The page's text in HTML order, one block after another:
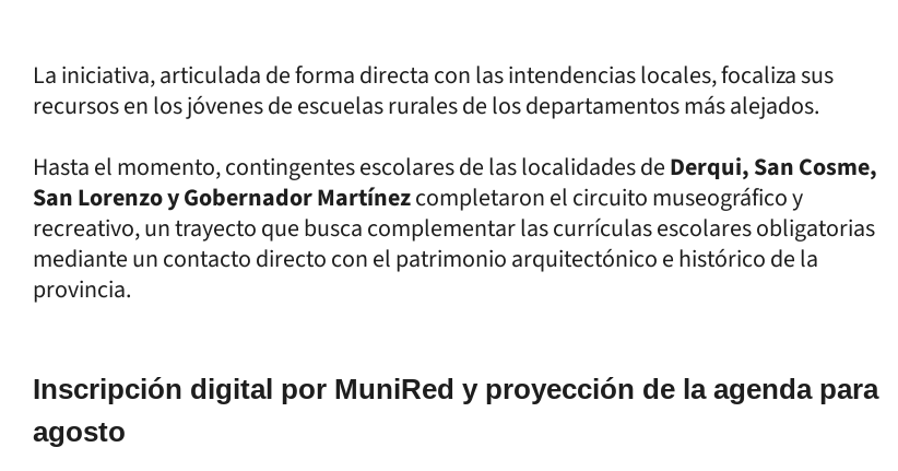
La iniciativa, articulada de forma directa con las intendencias locales, focaliza sus
recursos en los jóvenes de escuelas rurales de los departamentos más alejados.
Hasta el momento, contingentes escolares de las localidades deDerqui, San Cosme,
San Lorenzo y Gobernador Martínezcompletaron el circuito museográfico y
recreativo, un trayecto que busca complementar las currículas escolares obligatorias
mediante un contacto directo con el patrimonio arquitectónico e histórico de la
provincia.
Inscripción digital por MuniRed y proyección de la agenda para
agosto